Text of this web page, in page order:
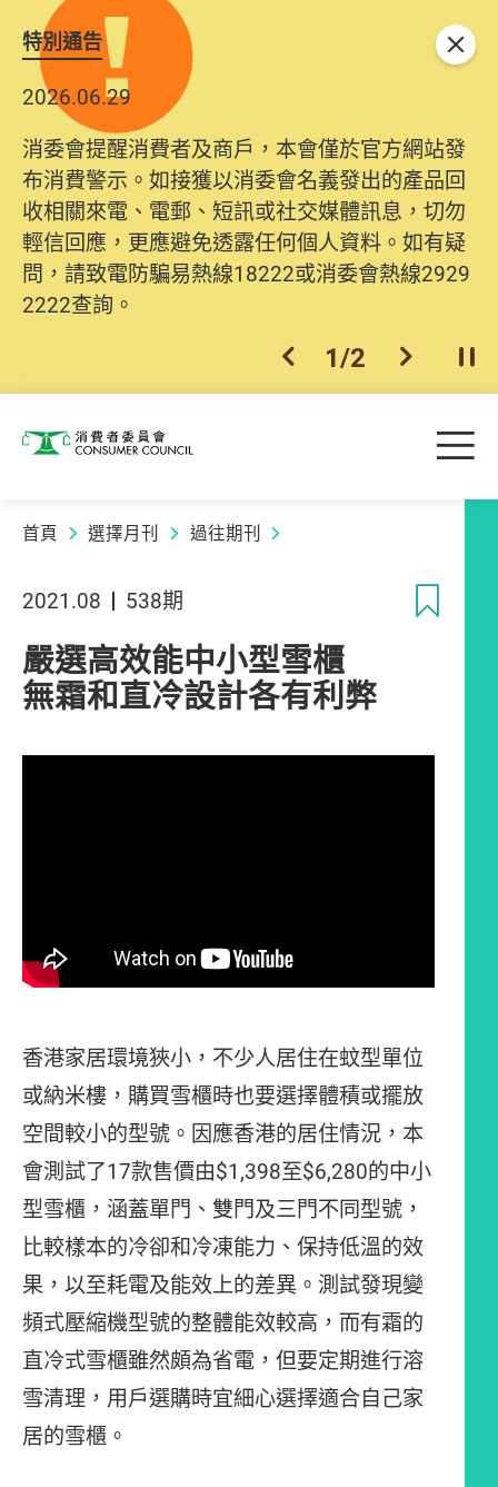
特別通告
2026.06.29
消委會提醒消費者及商戶，本會僅於官方網站發
布消費警示。如接獲以消委會名義發出的產品回
收相關來電、電郵、短訊或社交媒體訊息，切勿
輕信回應，更應避免透露任何個人資料。如有疑
問，請致電防騙易熱線18222或消委會熱線2929
2222查詢。
上一個
1/2 下一個開
關閉
消費者委員會 目
首頁 選擇月刊 過往期刊
2021.08 538期
嚴選高效能中小型雪櫃
無霜和直冷設計各有利弊
香港家居環境狹小，不少人居住在蚊型單位
或納米樓，購買雪櫃時也要選擇體積或擺放
空間較小的型號。因應香港的居住情況，本
會測試了17款售價由$1,398至$6,280的中小
型雪櫃，涵蓋單門、雙門及三門不同型號，
比較樣本的冷卻和冷凍能力、保持低溫的效
果，以至耗電及能效上的差異。測試發現變
頻式壓縮機型號的整體能效較高，而有霜的
直冷式雪櫃雖然頗為省電，但要定期進行溶
雪清理，用戶選購時宜細心選擇適合自己家
居的雪櫃。